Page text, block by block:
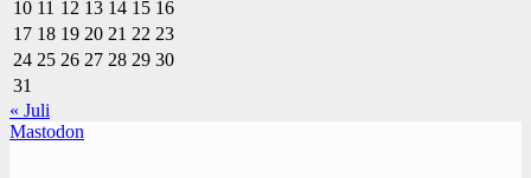
10 11 12 13 14 15 16
17 18 19 20 21 22 23
24 25 26 27 28 29 30
31
« Juli
Mastodon